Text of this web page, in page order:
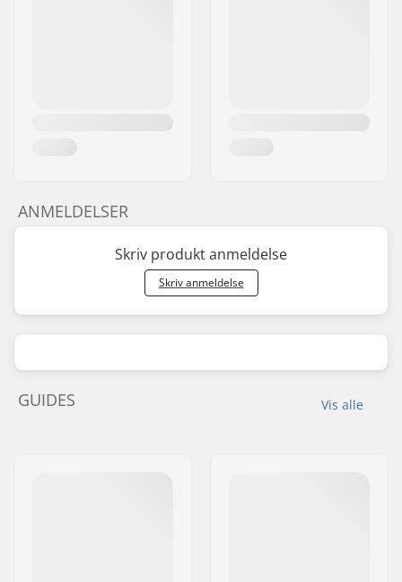
ANMELDELSER
Skriv produkt anmeldelse
Skriv anmeldelse
Vis alle
GUIDES